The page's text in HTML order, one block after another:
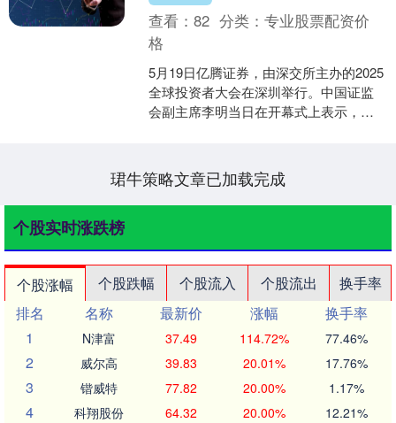
查看：82 分类：专业股票配资价
格
5月19日亿腾证券，由深交所主办的2025
全球投资者大会在深圳举行。中国证监
会副主席李明当日在开幕式上表示，近
珺牛策略文章已加载完成
个股实时涨跌榜
个股涨幅 个股跌幅 个股流入 个股流出
换手率
排名
名称 最新价 涨幅
换手率
1
N津富 37.49 114.72% 77.46%
2 威尔高 39.83 20.01% 17.76%
3 锴威特 77.82 20.00% 1.17%
4 科翔股份 64.32 20.00% 12.21%